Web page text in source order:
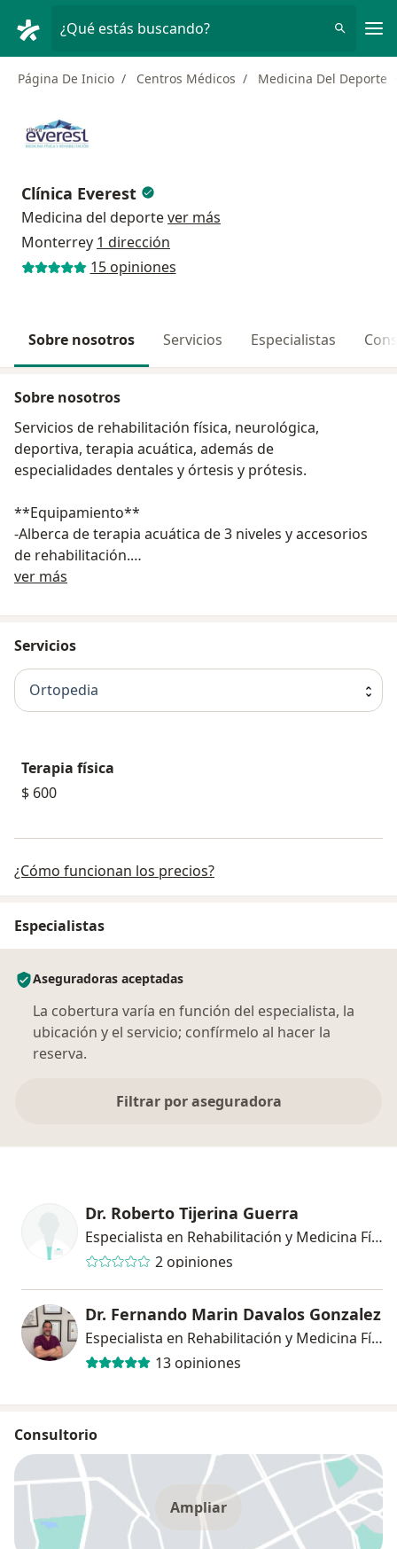
¿Qué estás buscando?
Página De Inicio Centros Médicos Medicina Del Deporte
Clínica Everest
Medicina del deportever más
Monterrey 1 dirección
15 opiniones
Sobre nosotros Servicios Especialistas
Sobre nosotros
Servicios de rehabilitación física, neurológica,
deportiva, terapia acuática, además de
especialidades dentales y órtesis y prótesis.
**Equipamiento**
-Alberca de terapia acuática de 3 niveles y accesorios
de rehabilitación.
-Infrarrojo
-Láser y ultrasonido terapéuticos.
-Electroestimuladores de corrientes interferenciales.
-Láser de alta intensidad
-Sistema Super Inductivo
ver más
Servicios
Ortopedia
Terapia física
$ 600
¿Cómo funcionan los precios?
Especialistas
Aseguradoras aceptadas
La cobertura varía en función del especialista, la
ubicación y el servicio; confírmelo al hacer la
reserva.
Filtrar por aseguradora
Dr. Roberto Tijerina Guerra
Especialista en Rehabilitación y Medicina Física
2 opiniones
Dr. Fernando Marin Davalos Gonzalez
Especialista en Rehabilitación y Medicina Física
13 opiniones
Consultorio
Ampliar